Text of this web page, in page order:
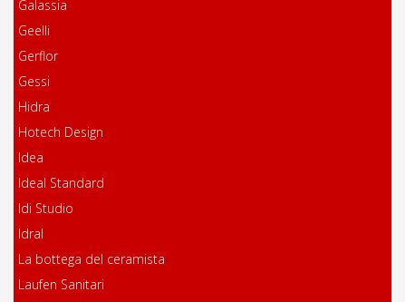
Galassia
Geelli
Gerflor
Gessi
Hidra
Hotech Design
Idea
Ideal Standard
Idi Studio
Idral
La bottega del ceramista
Laufen Sanitari